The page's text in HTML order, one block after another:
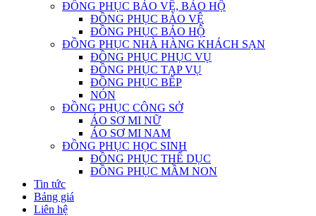
ĐỒNG PHỤC BẢO VỆ, BẢO HỘ
ĐỒNG PHỤC BẢO VỆ
ĐỒNG PHỤC BẢO HỘ
ĐỒNG PHỤC NHÀ HÀNG KHÁCH SẠN
ĐỒNG PHỤC PHỤC VỤ
ĐỒNG PHỤC TẠP VỤ
ĐỒNG PHỤC BẾP
NÓN
ĐỒNG PHỤC CÔNG SỞ
ÁO SƠ MI NỮ
ÁO SƠ MI NAM
ĐỒNG PHỤC HỌC SINH
ĐỒNG PHỤC THỂ DỤC
ĐỒNG PHỤC MẦM NON
Tin tức
Bảng giá
Liên hệ